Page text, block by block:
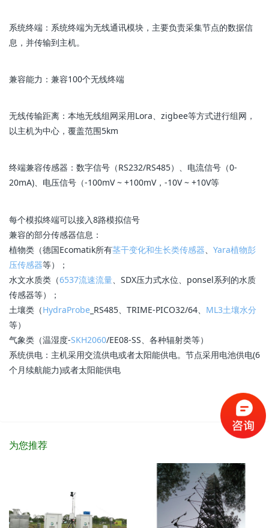
系统终端：系统终端为无线通讯模块，主要负责采集节点的数据信
息，并传输到主机。
兼容能力：兼容100个无线终端
无线传输距离：本地无线组网采用Lora、zigbee等方式进行组网，
以主机为中心，覆盖范围5km
终端兼容传感器：数字信号（RS232/RS485）、电流信号（0-
20mA)、电压信号（-100mV ~ +100mV，-10V ~ +10V等
每个模拟终端可以接入8路模拟信号
兼容的部分传感器信息：
植物类（德国Ecomatik所有茎干变化和生长类传感器
Yara植物彭
压传感器等）；
水文水质类（6537流速流量 、SDX压力式水位、ponsel系列的水质
传感器等）；
土壤类（HydraProbe _RS485、TRIME-PICO32/64、 ML3土壤水分
等）
气象类（温湿度-SKH2060/EE08-SS、各种辐射类等）
系统供电：主机采用交流供电或者太阳能供电。节点采用电池供电(6
个月续航能力)或者太阳能供电
为您推荐